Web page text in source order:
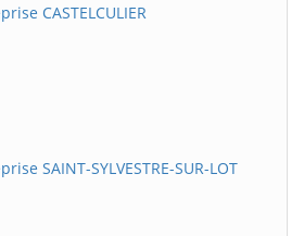
CASTELCULIER
SAINT-SYLVESTRE-SUR-LOT